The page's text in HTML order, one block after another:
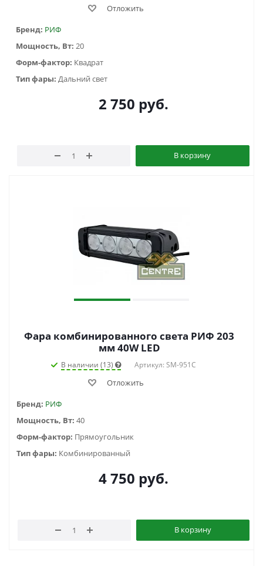
Отложить
Бренд: РИФ
Мощность, Вт: 20
Форм-фактор: Квадрат
Тип фары: Дальний свет
2 750 руб.
В корзину
Фара комбинированного света РИФ 203
мм 40W LED
В наличии (13) Артикул: SM-951C
Отложить
Бренд: РИФ
Мощность, Вт: 40
Форм-фактор: Прямоугольник
Тип фары: Комбинированный
4 750 руб.
В корзину